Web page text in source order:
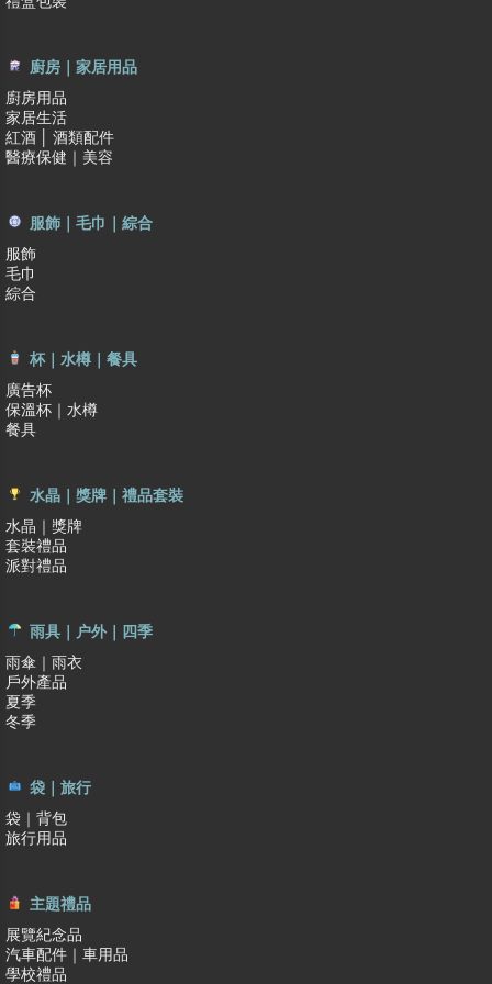
廚房｜家居用品
廚房用品
家居生活
紅酒 │ 酒類配件
醫療保健｜美容
服飾｜毛巾｜綜合
服飾
毛巾
綜合
杯｜水樽｜餐具
廣告杯
保溫杯｜水樽
餐具
水晶｜獎牌｜禮品套裝
水晶｜獎牌
套裝禮品
派對禮品
雨具｜户外｜四季
雨傘｜雨衣
戶外產品
夏季
冬季
袋｜旅行
袋｜背包
旅行用品
主題禮品
展覽紀念品
汽車配件｜車用品
學校禮品